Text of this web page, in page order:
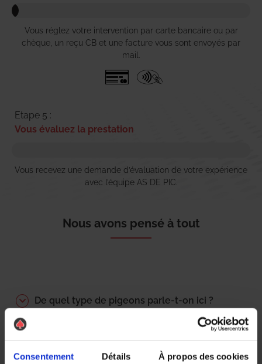
Consentement Détails À propos des cookies
Vous réglez votre intervention par carte bancaire ou par
chèque, un reçu CB et une facture vous sont envoyés par
mail.
Etape 5 :
Vous évaluez la prestation
Vous recevez une demande d’évaluation de votre expérience
avec l’équipe AS DE PIC.
Nous avons pensé à tout
De quel type de pigeons parle-t-on ici ?
Quelles sont les techniques employées ?